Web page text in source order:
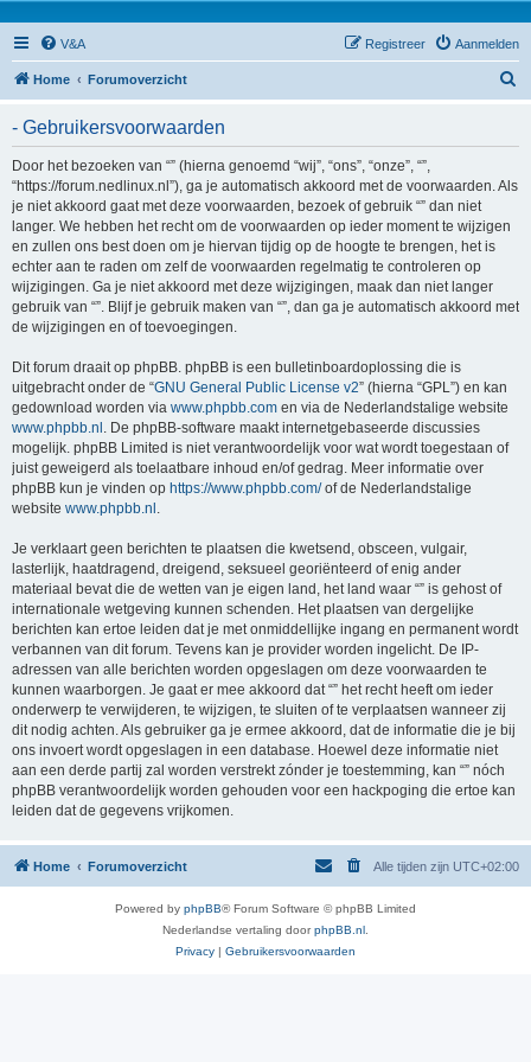
V&A Aanmelden
Registreer
Home Forumoverzicht
- Gebruikersvoorwaarden
Door het bezoeken van “” (hierna genoemd “wij”, “ons”, “onze”, “”,
“https://forum.nedlinux.nl”), ga je automatisch akkoord met de voorwaarden. Als
je niet akkoord gaat met deze voorwaarden, bezoek of gebruik “” dan niet
langer. We hebben het recht om de voorwaarden op ieder moment te wijzigen
en zullen ons best doen om je hiervan tijdig op de hoogte te brengen, het is
echter aan te raden om zelf de voorwaarden regelmatig te controleren op
wijzigingen. Ga je niet akkoord met deze wijzigingen, maak dan niet langer
gebruik van “”. Blijf je gebruik maken van “”, dan ga je automatisch akkoord met
de wijzigingen en of toevoegingen.
Dit forum draait op phpBB. phpBB is een bulletinboardoplossing die is
uitgebracht onder de “GNU General Public License v2” (hierna “GPL”) en kan
gedownload worden via www.phpbb.com en via de Nederlandstalige website
www.phpbb.nl . De phpBB-software maakt internetgebaseerde discussies
mogelijk. phpBB Limited is niet verantwoordelijk voor wat wordt toegestaan of
juist geweigerd als toelaatbare inhoud en/of gedrag. Meer informatie over
phpBB kun je vinden op https://www.phpbb.com/of de Nederlandstalige
website www.phpbb.nl .
Je verklaart geen berichten te plaatsen die kwetsend, obsceen, vulgair,
lasterlijk, haatdragend, dreigend, seksueel georiënteerd of enig ander
materiaal bevat die de wetten van je eigen land, het land waar “” is gehost of
internationale wetgeving kunnen schenden. Het plaatsen van dergelijke
berichten kan ertoe leiden dat je met onmiddellijke ingang en permanent wordt
verbannen van dit forum. Tevens kan je provider worden ingelicht. De IP-
adressen van alle berichten worden opgeslagen om deze voorwaarden te
kunnen waarborgen. Je gaat er mee akkoord dat “” het recht heeft om ieder
onderwerp te verwijderen, te wijzigen, te sluiten of te verplaatsen wanneer zij
dit nodig achten. Als gebruiker ga je ermee akkoord, dat de informatie die je bij
ons invoert wordt opgeslagen in een database. Hoewel deze informatie niet
aan een derde partij zal worden verstrekt zónder je toestemming, kan “” nóch
phpBB verantwoordelijk worden gehouden voor een hackpoging die ertoe kan
leiden dat de gegevens vrijkomen.
Home Forumoverzicht Alle tijden zijn UTC+02:00
Powered by phpBB® Forum Software © phpBB Limited
Nederlandse vertaling doorphpBB.nl
Privacy | Gebruikersvoorwaarden